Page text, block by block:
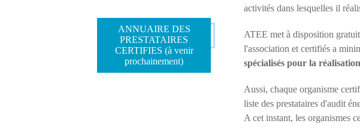
ANNUAIRE DES
PRESTATAIRES
CERTIFIES (à venir
prochainement)
activités dans lesquelles il
ATEE met à disposition
l'association et certifiés a
spécialisés pour la
Aussi, chaque organisme
liste des prestataires d'audit
A cet instant, les organismes